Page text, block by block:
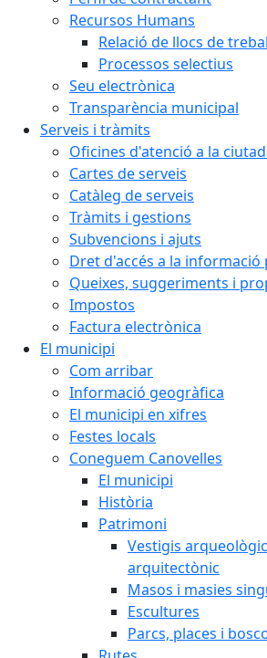
Recursos Humans
Relació de llocs de
Processos selectius
Seu electrònica
Transparència municipal
Serveis i tràmits
Oficines d'atenció a la
Cartes de serveis
Catàleg de serveis
Tràmits i gestions
Subvencions i ajuts
Dret d'accés a la informació
Queixes, suggeriments i
Impostos
Factura electrònica
El municipi
Com arribar
Informació geogràfica
El municipi en xifres
Festes locals
Coneguem Canovelles
El municipi
Història
Patrimoni
Vestigis
arquitectònic
Masos i masies
Escultures
Parcs, places i